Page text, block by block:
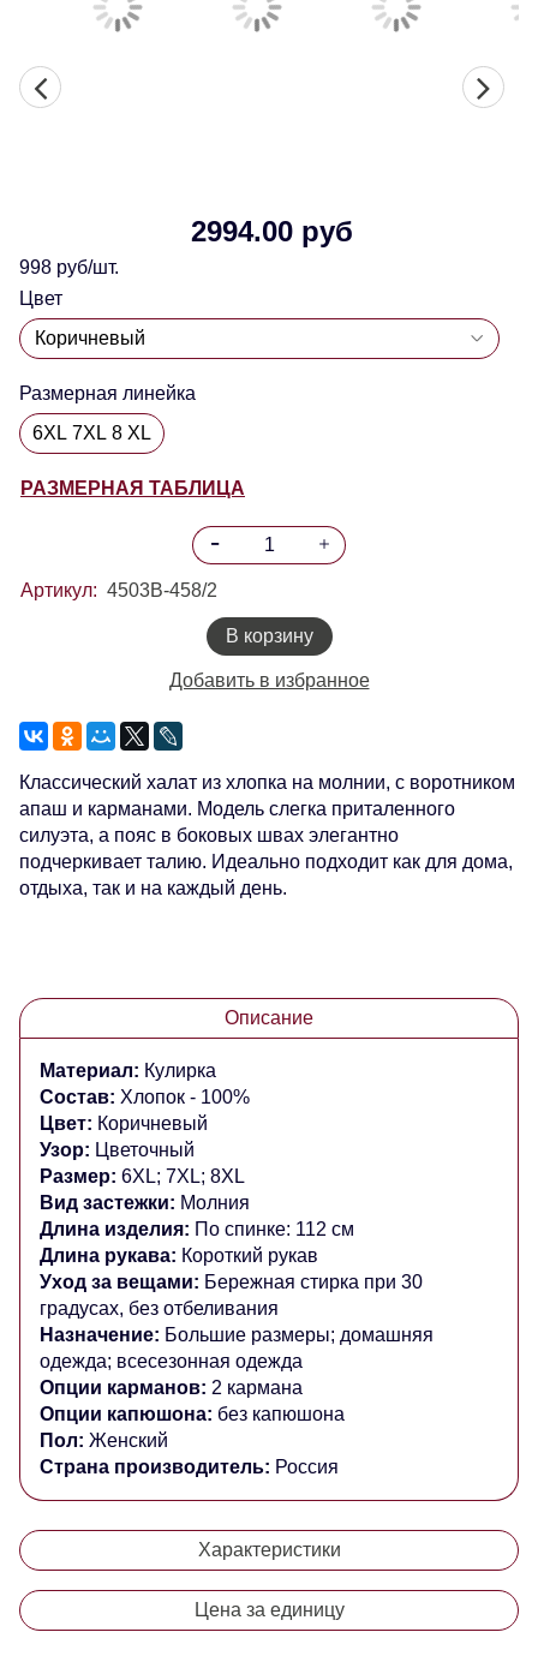
2994.00 руб
998 руб/шт.
Цвет
Размерная линейка
6XL 7XL 8 XL
РАЗМЕРНАЯ ТАБЛИЦА
Артикул: 4503В-458/2
В корзину
Добавить в избранное
Классический халат из хлопка на молнии, с воротником
апаш и карманами. Модель слегка приталенного
силуэта, а пояс в боковых швах элегантно
подчеркивает талию. Идеально подходит как для дома,
отдыха, так и на каждый день.
Описание
Материал: Кулирка
Состав: Хлопок - 100%
Цвет: Коричневый
Узор: Цветочный
Размер: 6XL; 7XL; 8XL
Вид застежки: Молния
Длина изделия: По спинке: 112 см
Длина рукава: Короткий рукав
Уход за вещами: Бережная стирка при 30
градусах, без отбеливания
Назначение: Большие размеры; домашняя
одежда; всесезонная одежда
Опции карманов: 2 кармана
Опции капюшона: без капюшона
Пол: Женский
Страна производитель: Россия
Характеристики
Цена за единицу